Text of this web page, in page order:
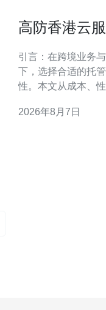
高防香港云
引言：在跨境业务
下，选择合适的托
性。本文从成本、
帮助企业做出数据驱动的决策。
2026年8月7日